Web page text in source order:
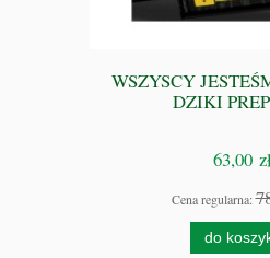
WSZYSCY
DZIKI
63,00
Cena regularna:
do